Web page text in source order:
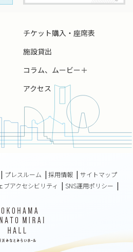
そうへい｜ヴァイオリン）
る。東京芸術大学音楽学部附属音
て、ローザンヌ高等音楽院卒
カデミー課程修了。 8歳で京都音
日本学生音楽コンクール第3位入
勝。ＹＢＰ国際コンクール優
位入賞。 新日本フィルハーモニー
席奏者。 ピアノ五重奏団
DSCH弦楽四重奏団」「石田組」
ンサートマスター。 読売カルチャ
ック名曲サロン」（錦糸町、荻
ストの中山博之と20年に渡るDUO
」をリリース。
チケット購入・座席表
施設貸出
コラム、ムービー＋
アクセス
プレスルーム 採用情報
サイトマップ
ブアクセシビリティ SNS運用ポリシー